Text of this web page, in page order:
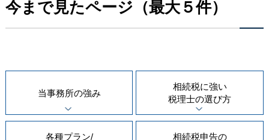
今まで見たページ（最大５件）
当事務所の強み
相続税に強い
税理士の選び方
各種プラン/
相続税申告の